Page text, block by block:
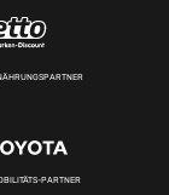
PARTNER